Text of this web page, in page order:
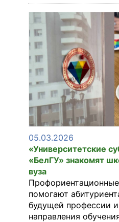
05.03.2026
«Университетские
«БелГУ» знакомят
вуза
помогают
будущей профессии
направления